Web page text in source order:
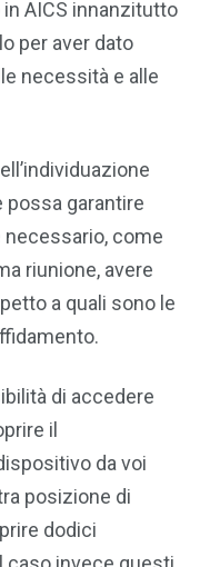
AICS innanzitutto
per aver dato
necessità e alle
possa garantire
necessario, come
riunione, avere
a quali sono le
di accedere
il
da voi
posizione di
dodici